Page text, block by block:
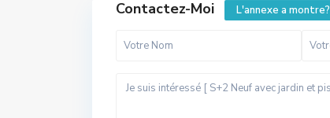
Contactez-Moi L'annexe a montre?